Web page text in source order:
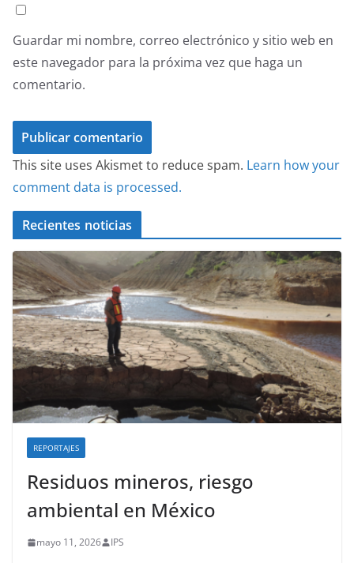
Guardar mi nombre, correo electrónico y sitio web en
este navegador para la próxima vez que haga un
comentario.
This site uses Akismet to reduce spam. Learn how your
comment data is processed.
Recientes noticias
REPORTAJES
Residuos mineros, riesgo
ambiental en México
mayo 11, 2026 IPS